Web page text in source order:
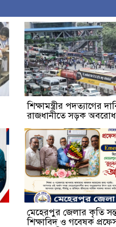
শিক্ষামন্ত্রীর পদত্যাগের
রাজধানীতে সড়ক অবরোধ
মেহেরপুর জেলার কৃতি
শিক্ষাবিদ ও গবেষক